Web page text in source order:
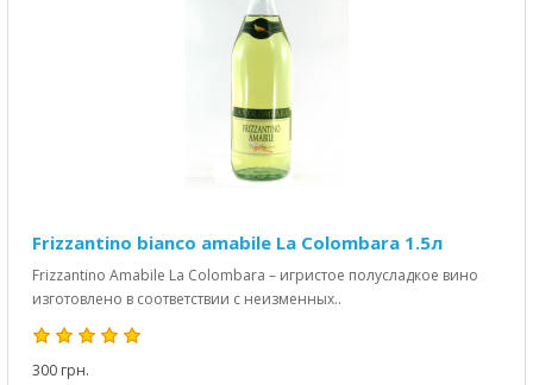
Frizzantino bianco amabile La Colombara 1.5л
Frizzantino Amabile La Colombara – игристое полусладкое вино
изготовлено в соответствии с неизменных..
300 грн.